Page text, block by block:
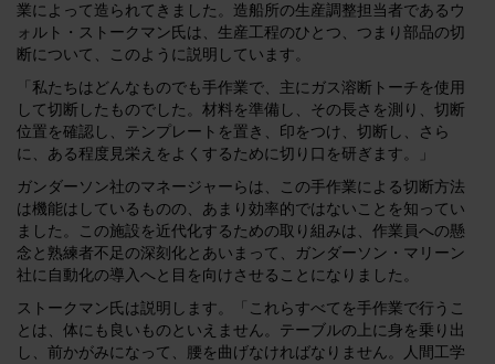
業によって造られてきました。造船所の生産調整担当者であるウ
ォルト・ストークマン氏は、生産工程のひとつ、つまり部品の切
断について、このように説明しています。
「私たちはどんなものでも手作業で、主にガス溶断トーチを使用
して切断したものでした。材料を準備し、その長さを測り、切断
位置を確認し、テンプレートを置き、印をつけ、切断し、さら
に、ある程度見栄えをよくするために切り口を研ぎます。」
ガンダーソン社のマネージャーらは、この手作業による切断方法
は機能はしているものの、あまり効率的ではないことを知ってい
ました。この施設を近代化するための取り組みは、作業員への懸
念と熟練者不足の深刻化とあいまって、ガンダーソン・マリーン
社に自動化の導入へと目を向けさせることになりました。
ストークマン氏は説明します。「これらすべてを手作業で行うこ
とは、体にも良いものといえません。テーブルの上に身を乗り出
し、前かがみになって、腰を曲げなければなりません。人間工学